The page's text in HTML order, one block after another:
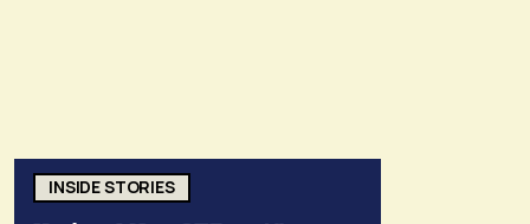
INSIDE STORIES